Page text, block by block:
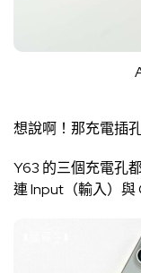
想說啊！那充電插
Y63 的三個充電孔
連 Input（輸入）與